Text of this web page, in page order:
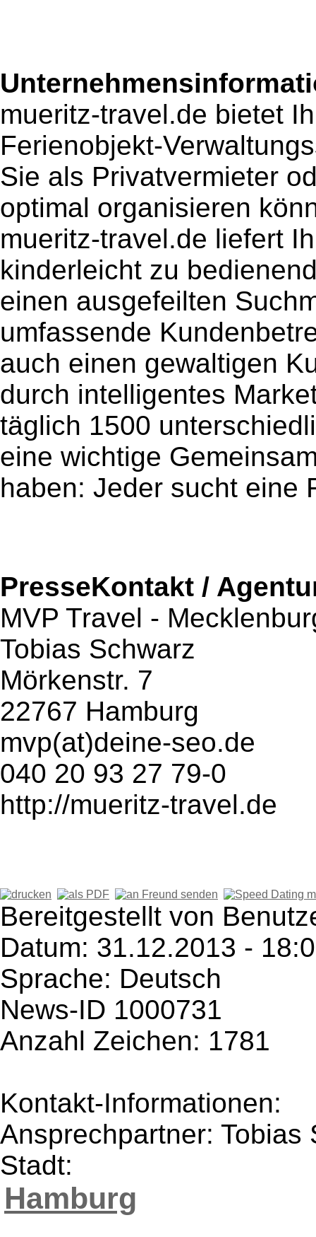
mueritz-travel.de bietet
Ferienobjekt-
Sie als Privatvermieter
optimal organisieren
mueritz-travel.de liefert
kinderleicht zu
einen ausgefeilten
umfassende
auch einen gewaltigen
durch intelligentes
täglich 1500
eine wichtige
haben: Jeder sucht eine
PresseKontakt /
MVP Travel -
Tobias Schwarz
Mörkenstr. 7
22767 Hamburg
mvp(at)deine-seo.de
040 20 93 27 79-0
http://mueritz-travel.de
Bereitgestellt von
Datum: 31.12.2013 -
Sprache: Deutsch
News-ID 1000731
Anzahl Zeichen: 1781
Kontakt-Informationen:
Ansprechpartner: Tobias
Stadt:
Hamburg